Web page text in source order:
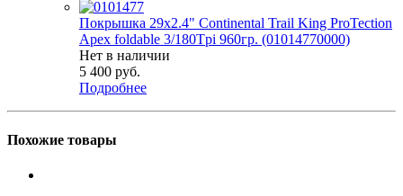
Покрышка 29x2.4" Continental Trail King ProTection
Apex foldable 3/180Tpi 960гр. (01014770000)
Нет в наличии
5 400 руб.
Подробнее
Похожие товары